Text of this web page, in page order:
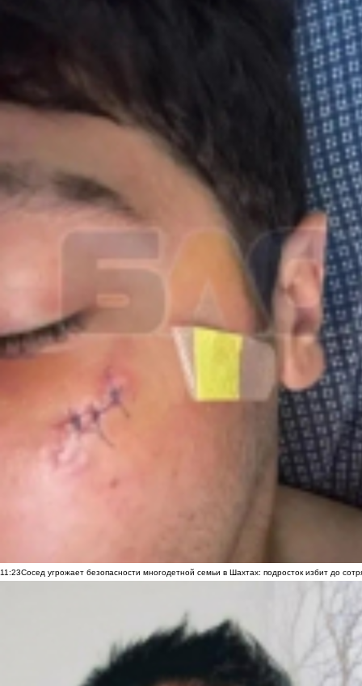
11:23Сосед угрожает безопасности многодетной семьи в Шахтах: подросток избит до